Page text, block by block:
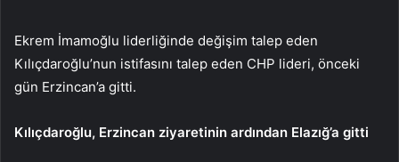
Ekrem İmamoğlu liderliğinde değişim talep eden
Kılıçdaroğlu’nun istifasını talep eden CHP lideri, önceki
gün Erzincan’a gitti.
Kılıçdaroğlu, Erzincan ziyaretinin ardından Elazığ’a gitti